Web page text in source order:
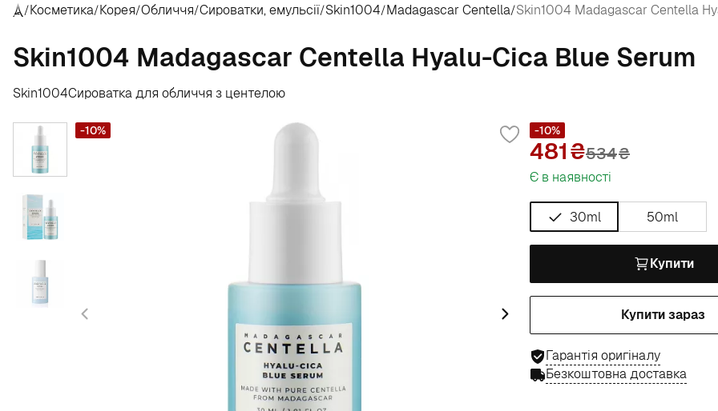
/Косметика/Корея/Обличчя/Сироватки, емульсії/Skin1004/Madagascar Centella/Skin1004 Madagascar Centella
Skin1004 Madagascar Centella Hyalu-Cica Blue Serum
Skin1004Сироватка для обличчя з центелою
-10% -10%
481 534₴
Є в наявності
30ml 50ml
Купити
Купити зараз
Гарантія оригіналу
Безкоштовна доставка